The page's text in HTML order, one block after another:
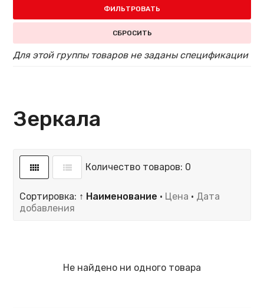
ФИЛЬТРОВАТЬ
СБРОСИТЬ
Для этой группы товаров не заданы спецификации
Зеркала
Количество товаров: 0
Сортировка: ↑ Наименование · Цена · Дата
добавления
Не найдено ни одного товара